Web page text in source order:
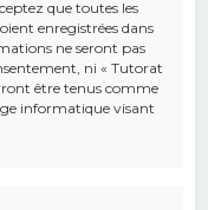
que toutes les
enregistrées dans
ne seront pas
ni « Tutorat
être tenus comme
informatique visant